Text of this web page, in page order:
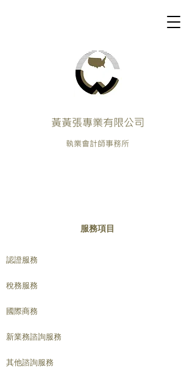
黃黃張專業有限公司
執業會計師事務所
服務項目
認證服務
稅務服務
國際商務
新業務諮詢服務
其他諮詢服務